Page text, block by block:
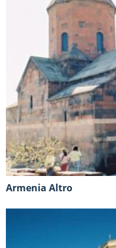
Armenia Altro